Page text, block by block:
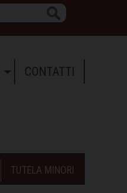
CONTATTI
TUTELA MINORI